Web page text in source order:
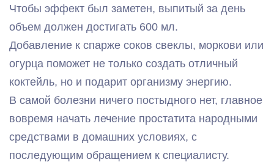
Чтобы эффект был заметен, выпитый за день
объем должен достигать 600 мл.
Добавление к спарже соков свеклы, моркови или
огурца поможет не только создать отличный
коктейль, но и подарит организму энергию.
В самой болезни ничего постыдного нет, главное
вовремя начать лечение простатита народными
средствами в домашних условиях, с
последующим обращением к специалисту.